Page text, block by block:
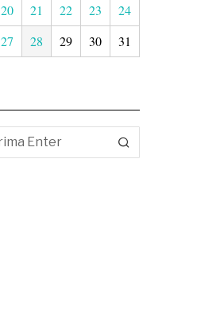
20 21 22 23
24
27 28 29 30 31